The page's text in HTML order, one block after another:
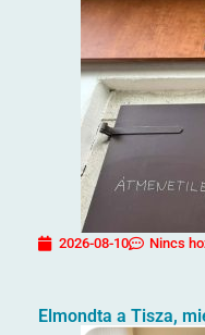
2026-08-10 Nincs
Elmondta a Tisza,